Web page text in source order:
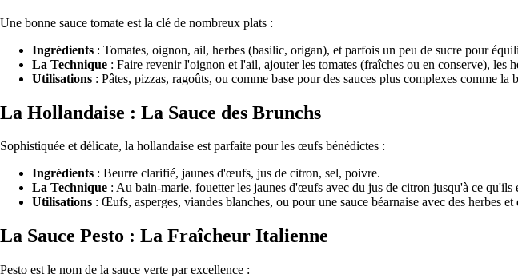
Une bonne sauce tomate est la clé de nombreux plats :
Ingrédients : Tomates, oignon, ail, herbes (basilic, origan), et parfois un peu de sucre pour
La Technique : Faire revenir l'oignon et l'ail, ajouter les tomates (fraîches ou en conserve), les
Utilisations : Pâtes, pizzas, ragoûts, ou comme base pour des sauces plus complexes comme la
La Hollandaise : La Sauce des Brunchs
Sophistiquée et délicate, la hollandaise est parfaite pour les œufs bénédictes :
Ingrédients : Beurre clarifié, jaunes d'œufs, jus de citron, sel, poivre.
La Technique : Au bain-marie, fouetter les jaunes d'œufs avec du jus de citron jusqu'à ce
Utilisations : Œufs, asperges, viandes blanches, ou pour une sauce béarnaise avec des herbes et
La Sauce Pesto : La Fraîcheur Italienne
Pesto est le nom de la sauce verte par excellence :